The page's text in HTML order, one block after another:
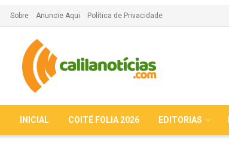
Sobre Anuncie Aqui Política de Privacidade
INICIAL COITÉ FOLIA 2026 EDITORIAS